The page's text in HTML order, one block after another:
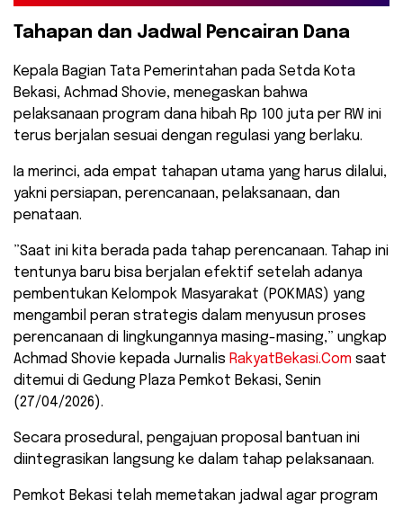
​Tahapan dan Jadwal Pencairan Dana
​Kepala Bagian Tata Pemerintahan pada Setda Kota
Bekasi, Achmad Shovie, menegaskan bahwa
pelaksanaan program dana hibah Rp 100 juta per RW ini
terus berjalan sesuai dengan regulasi yang berlaku.
Ia merinci, ada empat tahapan utama yang harus dilalui,
yakni persiapan, perencanaan, pelaksanaan, dan
penataan.
​”Saat ini kita berada pada tahap perencanaan. Tahap ini
tentunya baru bisa berjalan efektif setelah adanya
pembentukan Kelompok Masyarakat (POKMAS) yang
mengambil peran strategis dalam menyusun proses
perencanaan di lingkungannya masing-masing,” ungkap
Achmad Shovie kepada Jurnalis RakyatBekasi.Com saat
ditemui di Gedung Plaza Pemkot Bekasi, Senin
(27/04/2026).
​Secara prosedural, pengajuan proposal bantuan ini
diintegrasikan langsung ke dalam tahap pelaksanaan.
Pemkot Bekasi telah memetakan jadwal agar program